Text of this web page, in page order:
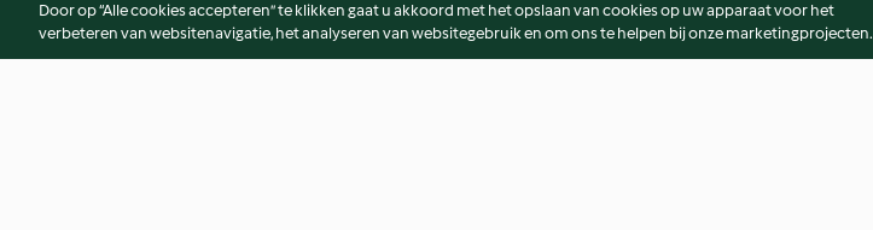
Door op “Alle cookies accepteren” te klikken gaat u akkoord met het opslaan van cookies op uw apparaat voor het
verbeteren van websitenavigatie, het analyseren van websitegebruik en om ons te helpen bij onze marketingprojecten.